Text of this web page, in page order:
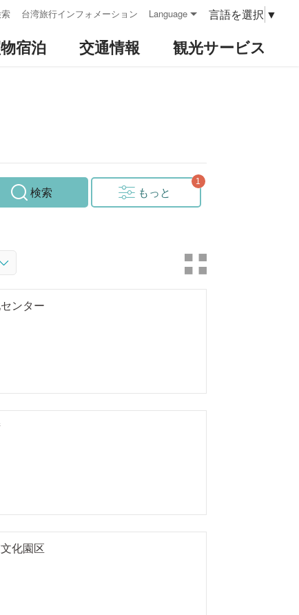
台湾旅行インフォメーション Language 言語を選択 ▼
宿泊 交通情報 観光サービス
検索 もっと
ンター
化園区